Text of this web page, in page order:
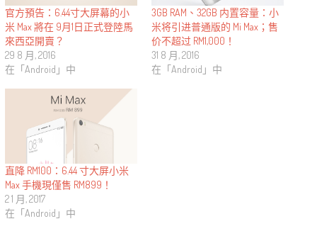
官方預告：6.44寸大屏幕的小
米 Max 將在 9月1日正式登陸馬
來西亞開賣？
29 8 月, 2016
在「Android」中
3GB RAM、32GB 内置容量：小
米将引进普通版的 Mi Max；售
价不超过 RM1,000！
31 8 月, 2016
在「Android」中
直降 RM100：6.44 寸大屏小米
Max 手機現僅售 RM899！
2 1 月, 2017
在「Android」中